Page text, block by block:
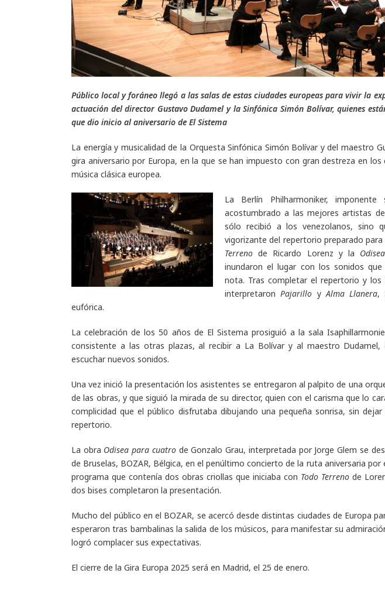
Público local y foráneo llegó a las salas de estas ciudades europeas para vivir la
actuación del director Gustavo Dudamel y la Sinfónica Simón Bolívar, quienes
que dio inicio al aniversario de El Sistema
La energía y musicalidad de la Orquesta Sinfónica Simón Bolívar y del maestro
gira aniversario por Europa, en la que se han impuesto con gran destreza en
música clásica europea.
La Berlín Philharmoniker,
acostumbrado a las mejores artistas
sólo recibió a los venezolanos, sino
vigorizante del repertorio preparado
Terreno de Ricardo Lorenz y la Odisea
inundaron el lugar con los sonidos
nota. Tras completar el repertorio y
interpretaronPajarillo yAlma Llanera,
eufórica.
La celebración de los 50 años de El Sistema prosiguió a la sala
consistente a las otras plazas, al recibir a La Bolívar y al maestro Dudamel,
escuchar nuevos sonidos.
Una vez inició la presentación los asistentes se entregaron al palpito de una
de las obras, y que siguió la mirada de su director, quien con el carisma que lo
complicidad que el público disfrutaba dibujando una pequeña sonrisa, sin
repertorio.
La obra Odisea para cuatrode Gonzalo Grau, interpretada por Jorge Glem se
de Bruselas, BOZAR, Bélgica, en el penúltimo concierto de la ruta aniversaria
programa que contenía dos obras criollas que iniciaba con Todo Terreno de
dos bises completaron la presentación.
Mucho del público en el BOZAR, se acercó desde distintas ciudades de Europa
esperaron tras bambalinas la salida de los músicos, para manifestar su
logró complacer sus expectativas.
El cierre de la Gira Europa 2025 será en Madrid, el 25 de enero.